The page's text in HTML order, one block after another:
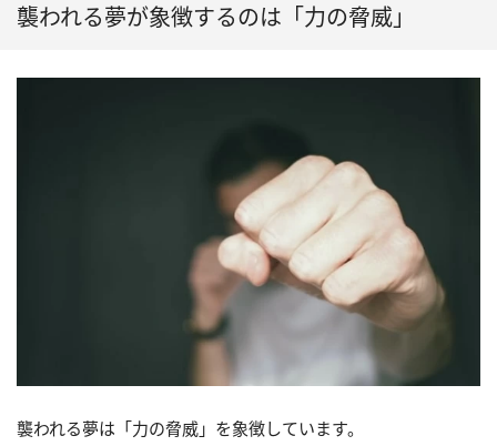
襲われる夢が象徴するのは「力の脅威」
襲われる夢は「力の脅威」を象徴しています。